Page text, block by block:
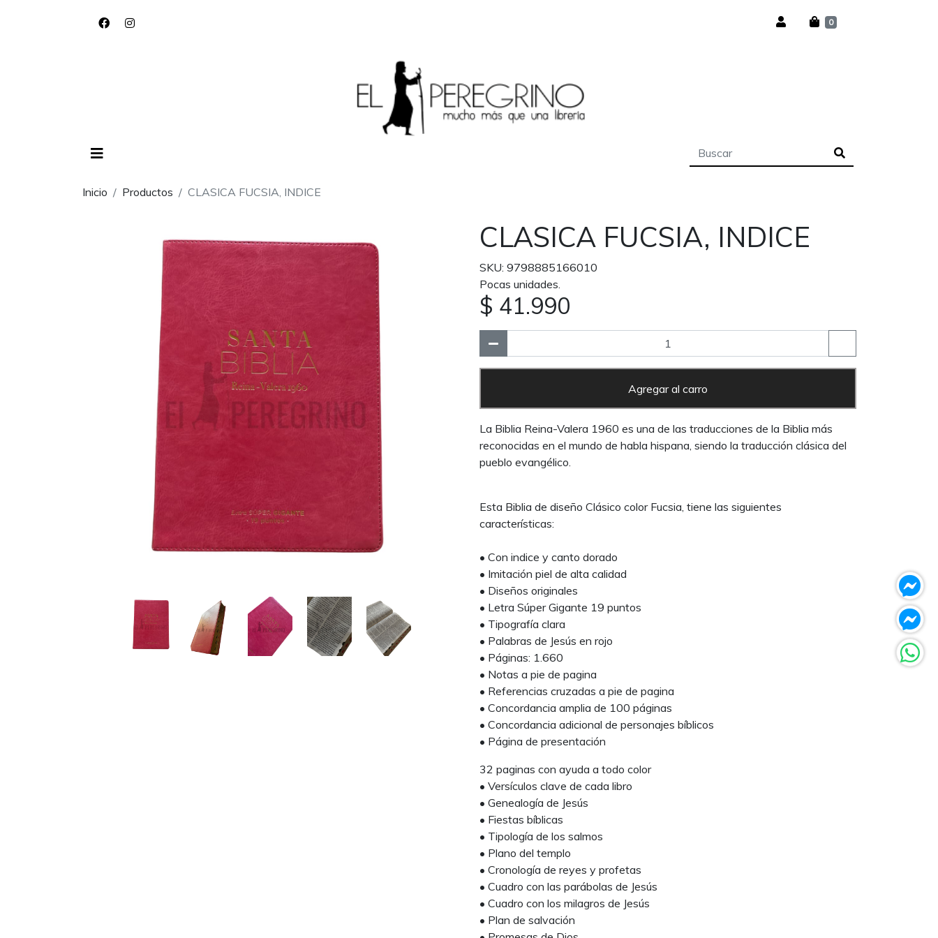
0
Inicio Productos CLASICA FUCSIA, INDICE
CLASICA FUCSIA, INDICE
SKU: 9798885166010
Pocas unidades.
$ 41.990
Agregar al carro
La Biblia Reina-Valera 1960 es una de las traducciones de la Biblia más
reconocidas en el mundo de habla hispana, siendo la traducción clásica del
pueblo evangélico.
Esta Biblia de diseño Clásico color Fucsia, tiene las siguientes
características:
• Con indice y canto dorado
• Imitación piel de alta calidad
• Diseños originales
• Letra Súper Gigante 19 puntos
• Tipografía clara
• Palabras de Jesús en rojo
• Páginas: 1.660
• Notas a pie de pagina
• Referencias cruzadas a pie de pagina
• Concordancia amplia de 100 páginas
• Concordancia adicional de personajes bíblicos
• Página de presentación
32 paginas con ayuda a todo color
• Versículos clave de cada libro
• Genealogía de Jesús
• Fiestas bíblicas
• Tipología de los salmos
• Plano del templo
• Cronología de reyes y profetas
• Cuadro con las parábolas de Jesús
• Cuadro con los milagros de Jesús
• Plan de salvación